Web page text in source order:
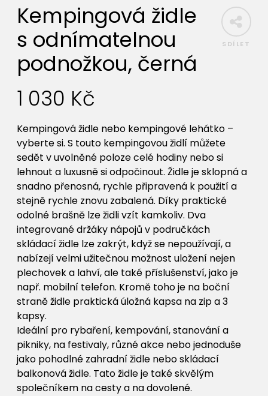
SDÍLET
Kempingová židle
s odnímatelnou
podnožkou, černá
1 030 Kč
Kempingová židle nebo kempingové lehátko –
vyberte si. S touto kempingovou židlí můžete
sedět v uvolněné poloze celé hodiny nebo si
lehnout a luxusně si odpočinout. Židle je sklopná a
snadno přenosná, rychle připravená k použití a
stejně rychle znovu zabalená. Díky praktické
odolné brašně lze židli vzít kamkoliv. Dva
integrované držáky nápojů v područkách
skládací židle lze zakrýt, když se nepoužívají, a
nabízejí velmi užitečnou možnost uložení nejen
plechovek a lahví, ale také příslušenství, jako je
např. mobilní telefon. Kromě toho je na boční
straně židle praktická úložná kapsa na zip a 3
kapsy.
Ideální pro rybaření, kempování, stanování a
pikniky, na festivaly, různé akce nebo jednoduše
jako pohodlné zahradní židle nebo skládací
balkonová židle. Tato židle je také skvělým
společníkem na cesty a na dovolené.